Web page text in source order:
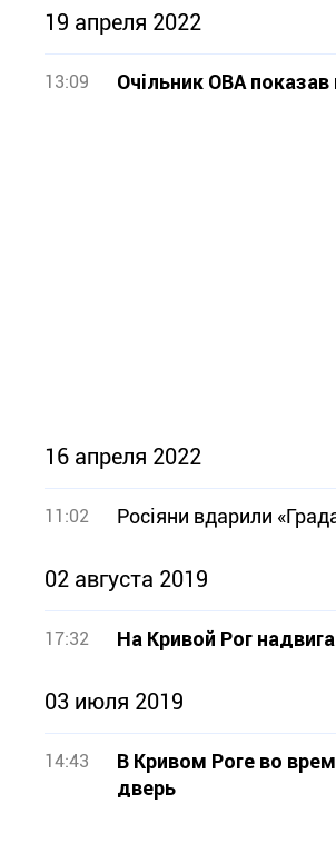
19 апреля 2022
13:09 Очільник ОВА
16 апреля 2022
11:02 Росіяни вдарили
02 августа 2019
17:32 На Кривой Рог
03 июля 2019
14:43
В Кривом Роге во
дверь